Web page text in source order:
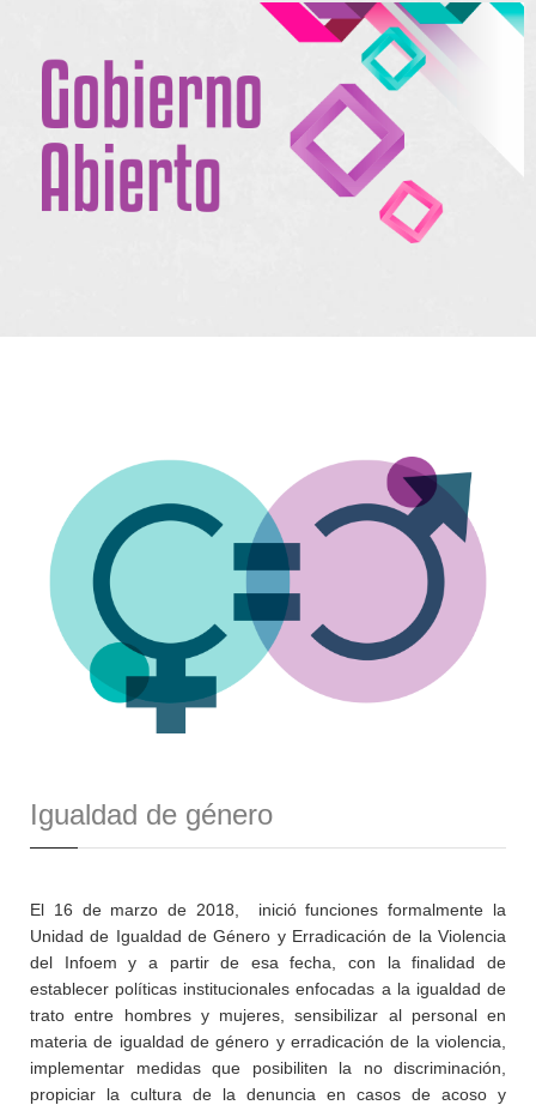
Igualdad de género
El 16 de marzo de 2018, inició funciones formalmente la
Unidad de Igualdad de Género y Erradicación de la Violencia
del Infoem y a partir de esa fecha, con la finalidad de
establecer políticas institucionales enfocadas a la igualdad de
trato entre hombres y mujeres, sensibilizar al personal en
materia de igualdad de género y erradicación de la violencia,
implementar medidas que posibiliten la no discriminación,
propiciar la cultura de la denuncia en casos de acoso y